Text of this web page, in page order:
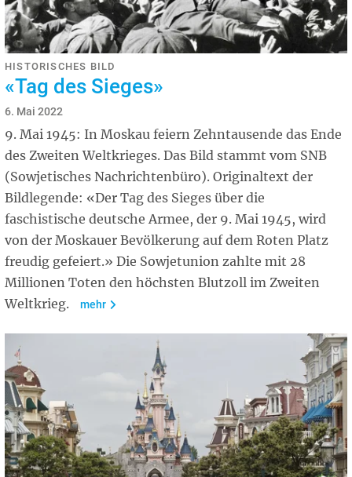
HISTORISCHES BILD
«Tag des Sieges»
6. Mai 2022
9. Mai 1945: In Moskau feiern Zehntausende das Ende
des Zweiten Weltkrieges. Das Bild stammt vom SNB
(Sowjetisches Nachrichtenbüro). Originaltext der
Bildlegende: «Der Tag des Sieges über die
faschistische deutsche Armee, der 9. Mai 1945, wird
von der Moskauer Bevölkerung auf dem Roten Platz
freudig gefeiert.» Die Sowjetunion zahlte mit 28
Millionen Toten den höchsten Blutzoll im Zweiten
Weltkrieg.
mehr